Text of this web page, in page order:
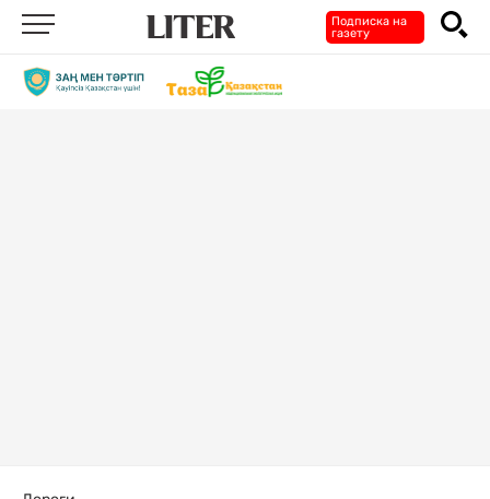
Подписка на
газету